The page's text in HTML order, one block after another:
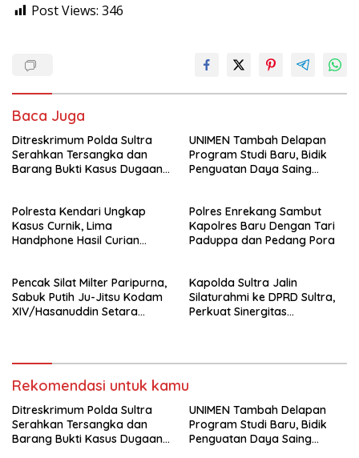
Post Views: 346
Baca Juga
Ditreskrimum Polda Sultra
Serahkan Tersangka dan
Barang Bukti Kasus Dugaan
Kejaksaan
UNIMEN Tambah Delapan
Program Studi Baru, Bidik
Penguatan Daya Saing
Polresta Kendari Ungkap
Kasus Curnik, Lima
Handphone Hasil Curian
Polres Enrekang Sambut
Kapolres Baru Dengan Tari
Paduppa dan Pedang Pora
Pencak Silat Milter Paripurna,
Sabuk Putih Ju-Jitsu Kodam
XIV/Hasanuddin Setara
Kapolda Sultra Jalin
Silaturahmi ke DPRD Sultra,
Perkuat Sinergitas
Rekomendasi untuk kamu
Ditreskrimum Polda Sultra
Serahkan Tersangka dan
Barang Bukti Kasus Dugaan
UNIMEN Tambah Delapan
Program Studi Baru, Bidik
Penguatan Daya Saing